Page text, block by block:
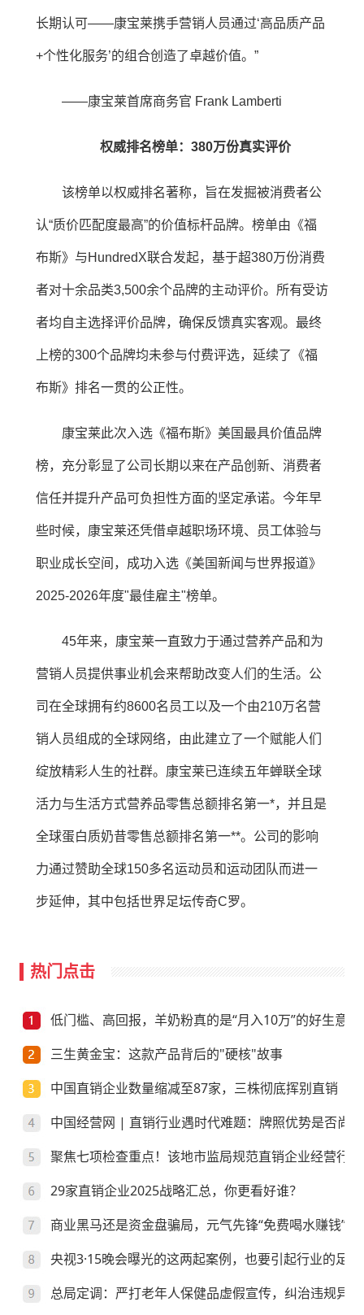
长期认可——康宝莱携手营销人员通过‘高品质产品
+个性化服务’的组合创造了卓越价值。”
——康宝莱首席商务官 Frank Lamberti
权威排名榜单：380万份真实评价
该榜单以权威排名著称，旨在发掘被消费者公
认“质价匹配度最高”的价值标杆品牌。榜单由《福
布斯》与HundredX联合发起，基于超380万份消费
者对十余品类3,500余个品牌的主动评价。所有受访
者均自主选择评价品牌，确保反馈真实客观。最终
上榜的300个品牌均未参与付费评选，延续了《福
布斯》排名一贯的公正性。
康宝莱此次入选《福布斯》美国最具价值品牌
榜，充分彰显了公司长期以来在产品创新、消费者
信任并提升产品可负担性方面的坚定承诺。今年早
些时候，康宝莱还凭借卓越职场环境、员工体验与
职业成长空间，成功入选《美国新闻与世界报道》
2025-2026年度"最佳雇主"榜单。
45年来，康宝莱一直致力于通过营养产品和为
营销人员提供事业机会来帮助改变人们的生活。公
司在全球拥有约8600名员工以及一个由210万名营
销人员组成的全球网络，由此建立了一个赋能人们
绽放精彩人生的社群。康宝莱已连续五年蝉联全球
活力与生活方式营养品零售总额排名第一*，并且是
全球蛋白质奶昔零售总额排名第一**。公司的影响
力通过赞助全球150多名运动员和运动团队而进一
步延伸，其中包括世界足坛传奇C罗。
热门点击
低门槛、高回报，羊奶粉真的是“月入10万”的好生意？
三生黄金宝：这款产品背后的"硬核"故事
中国直销企业数量缩减至87家，三株彻底挥别直销
中国经营网 | 直销行业遇时代难题：牌照优势是否尚存
聚焦七项检查重点！该地市监局规范直销企业经营行为
29家直销企业2025战略汇总，你更看好谁？
商业黑马还是资金盘骗局，元气先锋“免费喝水赚钱”靠
央视3·15晚会曝光的这两起案例，也要引起行业的足
总局定调：严打老年人保健品虚假宣传，纠治违规异